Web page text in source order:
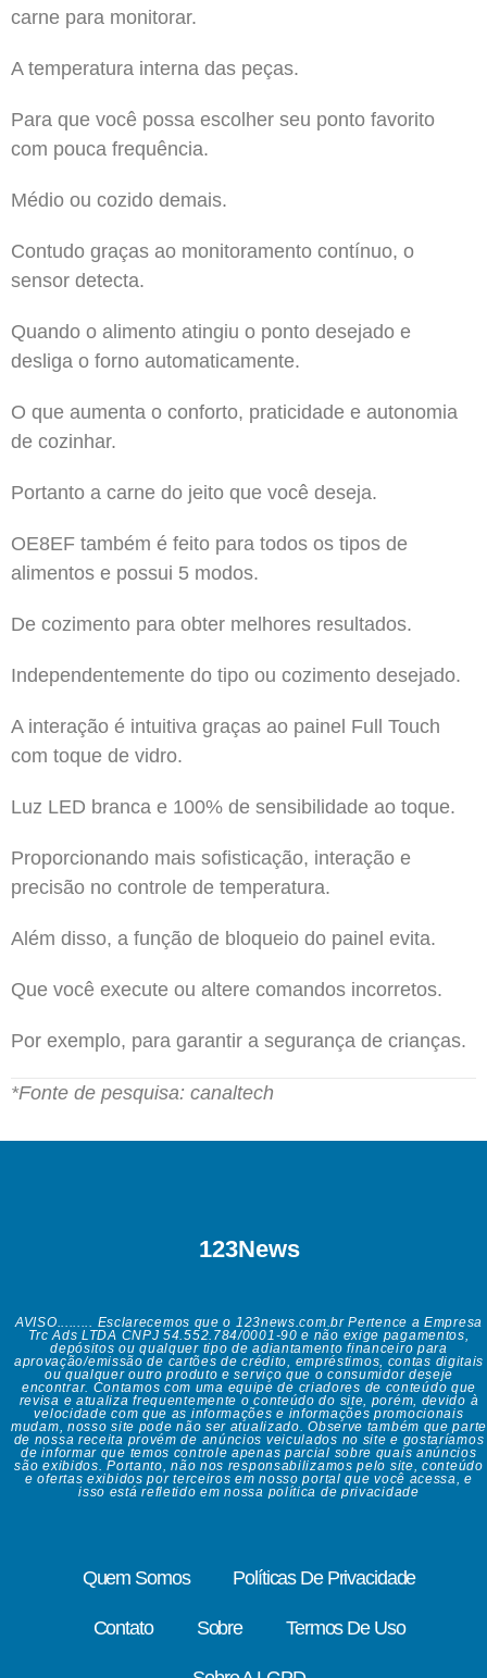
carne para monitorar.
A temperatura interna das peças.
Para que você possa escolher seu ponto favorito
com pouca frequência.
Médio ou cozido demais.
Contudo graças ao monitoramento contínuo, o
sensor detecta.
Quando o alimento atingiu o ponto desejado e
desliga o forno automaticamente.
O que aumenta o conforto, praticidade e autonomia
de cozinhar.
Portanto a carne do jeito que você deseja.
OE8EF também é feito para todos os tipos de
alimentos e possui 5 modos.
De cozimento para obter melhores resultados.
Independentemente do tipo ou cozimento desejado.
A interação é intuitiva graças ao painel Full Touch
com toque de vidro.
Luz LED branca e 100% de sensibilidade ao toque.
Proporcionando mais sofisticação, interação e
precisão no controle de temperatura.
Além disso, a função de bloqueio do painel evita.
Que você execute ou altere comandos incorretos.
Por exemplo, para garantir a segurança de crianças.
*Fonte de pesquisa: canaltech
123News
AVISO......... Esclarecemos que o 123news.com.br Pertence a Empresa
Trc Ads LTDA CNPJ 54.552.784/0001-90 e não exige pagamentos,
depósitos ou qualquer tipo de adiantamento financeiro para
aprovação/emissão de cartões de crédito, empréstimos, contas digitais
ou qualquer outro produto e serviço que o consumidor deseje
encontrar. Contamos com uma equipe de criadores de conteúdo que
revisa e atualiza frequentemente o conteúdo do site, porém, devido à
velocidade com que as informações e informações promocionais
mudam, nosso site pode não ser atualizado. Observe também que parte
de nossa receita provém de anúncios veiculados no site e gostaríamos
de informar que temos controle apenas parcial sobre quais anúncios
são exibidos. Portanto, não nos responsabilizamos pelo site, conteúdo
e ofertas exibidos por terceiros em nosso portal que você acessa, e
isso está refletido em nossa política de privacidade
Quem Somos Políticas De Privacidade
Contato Sobre Termos De Uso